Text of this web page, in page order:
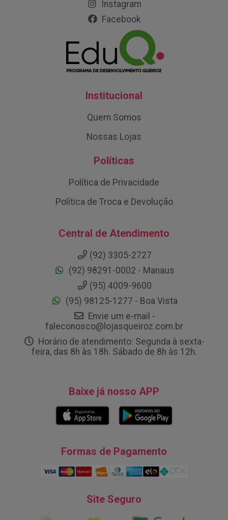
Instagram
Facebook
Institucional
Quem Somos
Nossas Lojas
Políticas
Política de Privacidade
Política de Troca e Devolução
Central de Atendimento
(92) 3305-2727
(92) 98291-0002 - Manaus
(95) 4009-9600
(95) 98125-1277 - Boa Vista
Envie um e-mail -
faleconosco@lojasqueiroz.com.br
Horário de atendimento: Segunda à sexta-
feira, das 8h às 18h. Sábado de 8h às 12h.
Baixe já nosso APP
Formas de Pagamento
Site Seguro